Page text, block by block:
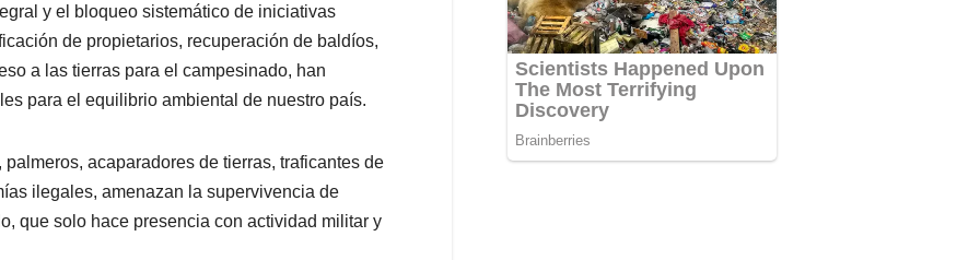
y el bloqueo sistemático de iniciativas
de propietarios, recuperación de baldíos,
a las tierras para el campesinado, han
para el equilibrio ambiental de nuestro país.
acaparadores de tierras, traficantes de
ilegales, amenazan la supervivencia de
que solo hace presencia con actividad militar y